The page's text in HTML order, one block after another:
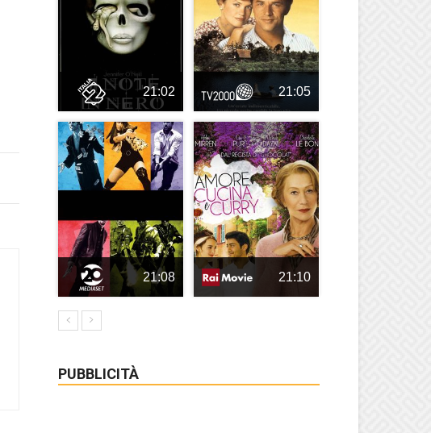
21:02 21:05
21:08 21:10
PUBBLICITÀ